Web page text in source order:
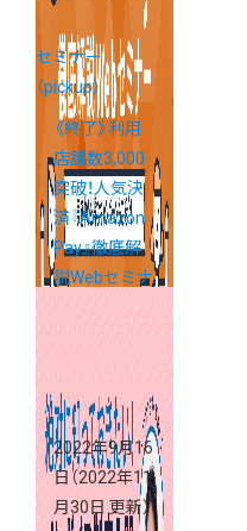
セミナー
（pickup）
《終了》利用
店舗数3,000
突破！人気決
済『Amazon
Pay』徹底解
説Webセミナ
紹介～
2022年9月16
日 （2022年11
月30日 更新）